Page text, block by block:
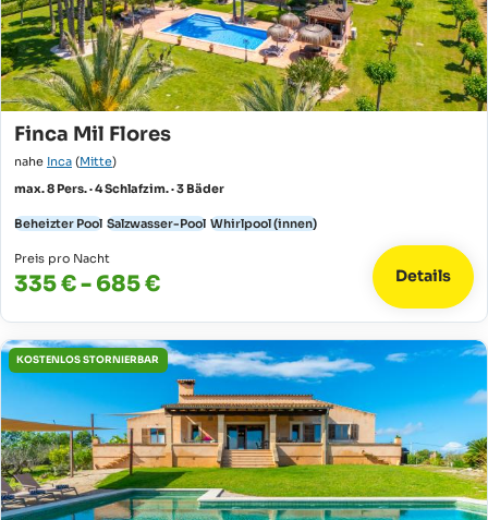
Finca Mil Flores
nahe Inca (Mitte)
max. 8 Pers. · 4 Schlafzim. · 3 Bäder
Beheizter Pool Salzwasser-Pool Whirlpool (innen)
Preis pro Nacht
335 € - 685 € Details
KOSTENLOS STORNIERBAR